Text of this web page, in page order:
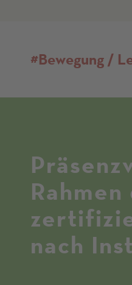
#Bewegung /
nach